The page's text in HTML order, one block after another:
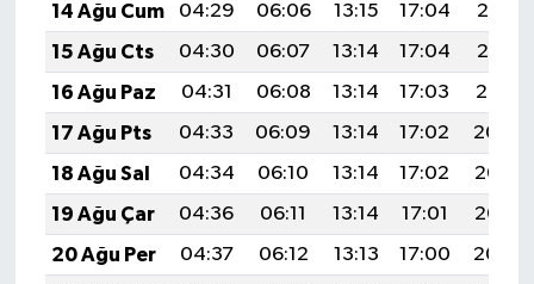
14 Ağu Cum
04:29 06:06 13:15 17:04
20:13
15 Ağu Cts
04:30 06:07 13:14 17:04
20:12
16 Ağu Paz
04:31 06:08 13:14 17:03
20:10
17 Ağu Pts
04:33 06:09 13:14 17:02
20:09
18 Ağu Sal
04:34 06:10 13:14 17:02
20:07
19 Ağu Çar
04:36 06:11 13:14 17:01
20:06
20 Ağu Per
04:37 06:12 13:13 17:00
20:04